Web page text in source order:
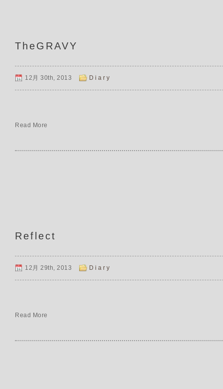
TheGRAVY
12月 30th, 2013 Diary
Read More
Reflect
12月 29th, 2013 Diary
Read More